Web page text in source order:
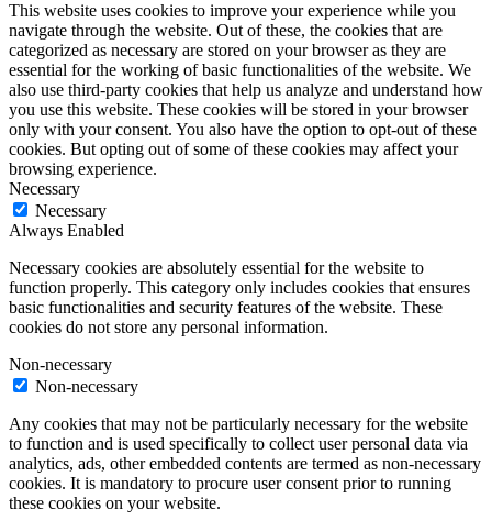
This website uses cookies to improve your experience while you
navigate through the website. Out of these, the cookies that are
categorized as necessary are stored on your browser as they are
essential for the working of basic functionalities of the website. We
also use third-party cookies that help us analyze and understand how
you use this website. These cookies will be stored in your browser
only with your consent. You also have the option to opt-out of these
cookies. But opting out of some of these cookies may affect your
browsing experience.
Necessary
Necessary
Always Enabled
Necessary cookies are absolutely essential for the website to
function properly. This category only includes cookies that ensures
basic functionalities and security features of the website. These
cookies do not store any personal information.
Non-necessary
Non-necessary
Any cookies that may not be particularly necessary for the website
to function and is used specifically to collect user personal data via
analytics, ads, other embedded contents are termed as non-necessary
cookies. It is mandatory to procure user consent prior to running
these cookies on your website.